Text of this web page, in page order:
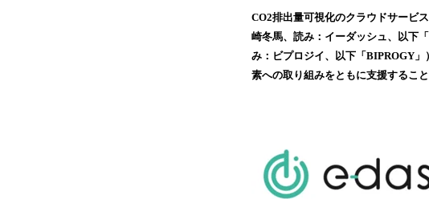
CO2排出量可視化のクラウドサービ
崎冬馬、読み：イーダッシュ、以下
み：ビプロジイ、以下「BIPROGY
素への取り組みをともに支援すること